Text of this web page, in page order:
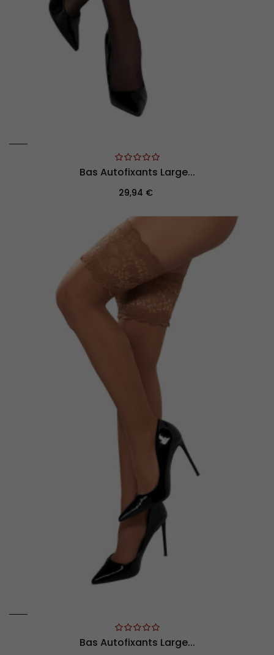
Bas Autofixants Large...
Prix
29,94 €
Bas Autofixants Large...